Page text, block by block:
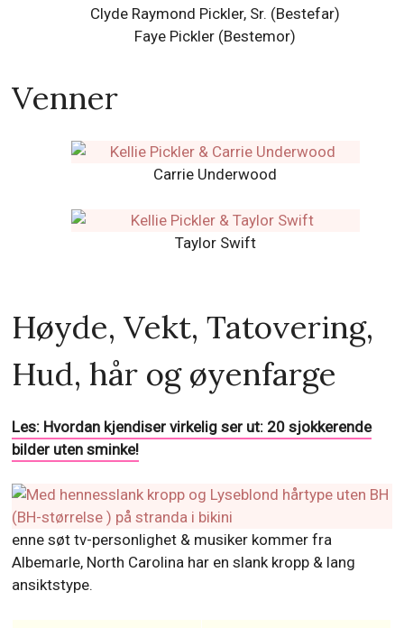
Clyde Raymond Pickler, Sr. (Bestefar)
Faye Pickler (Bestemor)
Venner
Carrie Underwood
Taylor Swift
Høyde, Vekt, Tatovering,
Hud, hår og øyenfarge
Les: Hvordan kjendiser virkelig ser ut: 20 sjokkerende
bilder uten sminke!
enne søt tv-personlighet & musiker kommer fra
Albemarle, North Carolina har en slank kropp & lang
ansiktstype.